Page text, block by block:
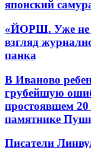
японский
«ЙОРШ. Уже не
взгляд
панка
В Иваново
грубейшую
простоявшем 20
памятнике
Писатели